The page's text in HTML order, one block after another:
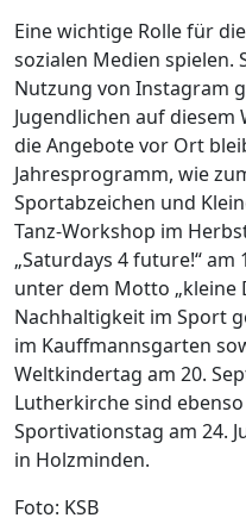
Eine wichtige Rolle für
sozialen Medien spielen.
Nutzung von Instagram
Jugendlichen auf diesem
die Angebote vor Ort
Jahresprogramm, wie
Sportabzeichen und
Tanz-Workshop im
„Saturdays 4 future!“ am
unter dem Motto „kleine
Nachhaltigkeit im Sport
im Kauffmannsgarten
Weltkindertag am 20.
Lutherkirche sind
Sportivationstag am 24.
in Holzminden.
Foto: KSB